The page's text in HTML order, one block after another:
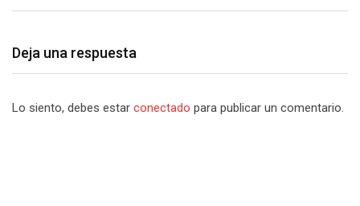
Deja una respuesta
Lo siento, debes estar conectado para publicar un comentario.